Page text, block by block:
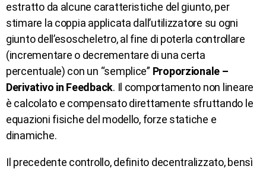
estratto da alcune caratteristiche del giunto, per
stimare la coppia applicata dall’utilizzatore su ogni
giunto dell’esoscheletro, al fine di poterla controllare
(incrementare o decrementare di una certa
percentuale) con un “semplice” Proporzionale –
Derivativo in Feedback. Il comportamento non lineare
è calcolato e compensato direttamente sfruttando le
equazioni fisiche del modello, forze statiche e
dinamiche.
Il precedente controllo, definito decentralizzato, bensì